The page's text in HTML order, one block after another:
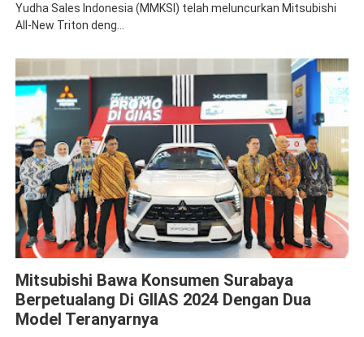
Yudha Sales Indonesia (MMKSI) telah meluncurkan Mitsubishi
All-New Triton deng...
Mitsubishi Bawa Konsumen Surabaya
Berpetualang Di GIIAS 2024 Dengan Dua
Model Teranyarnya